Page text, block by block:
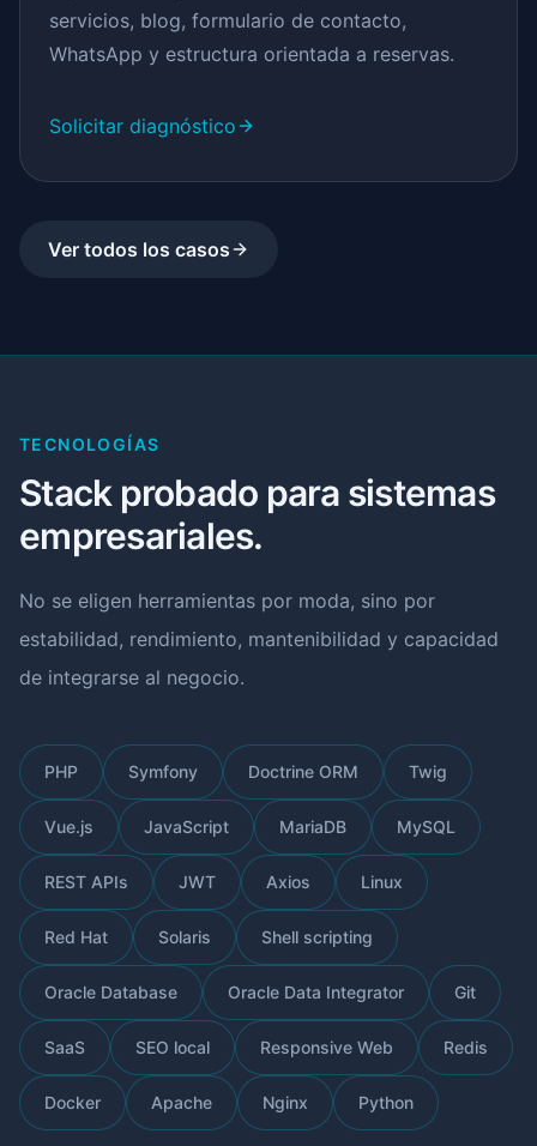
servicios, blog, formulario de contacto,
WhatsApp y estructura orientada a reservas.
Solicitar diagnóstico
Ver todos los casos
TECNOLOGÍAS
Stack probado para sistemas
empresariales.
No se eligen herramientas por moda, sino por
estabilidad, rendimiento, mantenibilidad y capacidad
de integrarse al negocio.
PHP Symfony Doctrine ORM Twig
Vue.js JavaScript MariaDB MySQL
REST APIs JWT Axios Linux
Red Hat Solaris Shell scripting
Oracle Database Oracle Data Integrator Git
SaaS SEO local Responsive Web Redis
Docker Apache Nginx Python